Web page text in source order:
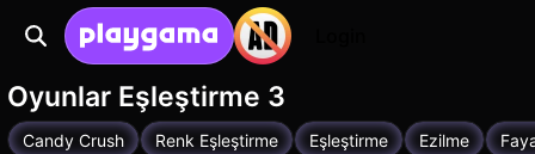
Oyunlar Eşleştirme 3
Candy Crush Renk Eşleştirme Eşleştirme Ezilme